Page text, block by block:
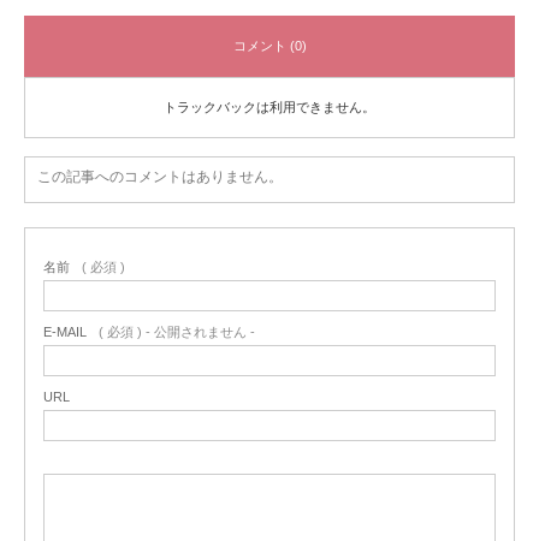
コメント (0)
トラックバックは利用できません。
この記事へのコメントはありません。
名前 ( 必須 )
E-MAIL ( 必須 ) - 公開されません -
URL